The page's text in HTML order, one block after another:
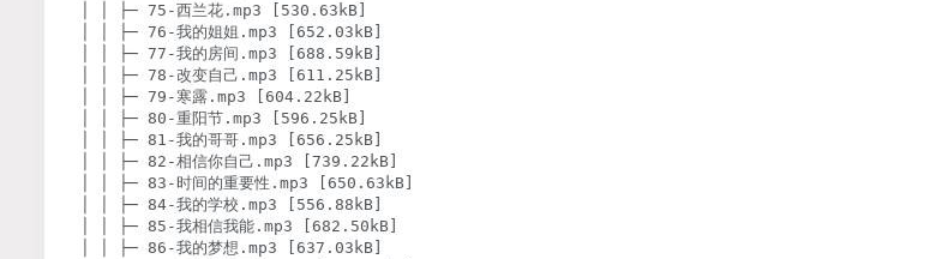
│ │ ├─ 75-西兰花.mp3 [530.63kB]
│ │ ├─ 76-我的姐姐.mp3 [652.03kB]
│ │ ├─ 77-我的房间.mp3 [688.59kB]
│ │ ├─ 78-改变自己.mp3 [611.25kB]
│ │ ├─ 79-寒露.mp3 [604.22kB]
│ │ ├─ 80-重阳节.mp3 [596.25kB]
│ │ ├─ 81-我的哥哥.mp3 [656.25kB]
│ │ ├─ 82-相信你自己.mp3 [739.22kB]
│ │ ├─ 83-时间的重要性.mp3 [650.63kB]
│ │ ├─ 84-我的学校.mp3 [556.88kB]
│ │ ├─ 85-我相信我能.mp3 [682.50kB]
│ │ ├─ 86-我的梦想.mp3 [637.03kB]